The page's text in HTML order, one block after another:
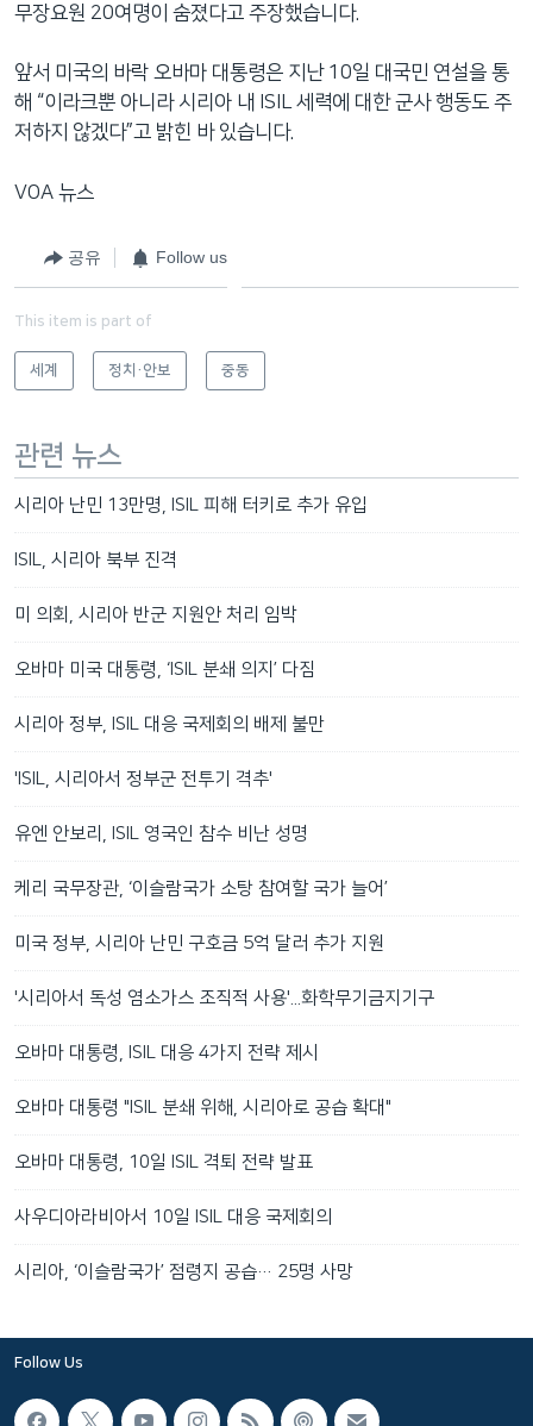
무장요원 20여명이 숨졌다고 주장했습니다.
앞서 미국의 바락 오바마 대통령은 지난 10일 대국민 연설을 통
해 “이라크뿐 아니라 시리아 내 ISIL 세력에 대한 군사 행동도 주
저하지 않겠다”고 밝힌 바 있습니다.
VOA 뉴스
공유 Follow us
This item is part of
세계 정치·안보 중동
관련 뉴스
시리아 난민 13만명, ISIL 피해 터키로 추가 유입
ISIL, 시리아 북부 진격
미 의회, 시리아 반군 지원안 처리 임박
오바마 미국 대통령, ‘ISIL 분쇄 의지’ 다짐
시리아 정부, ISIL 대응 국제회의 배제 불만
'ISIL, 시리아서 정부군 전투기 격추'
유엔 안보리, ISIL 영국인 참수 비난 성명
케리 국무장관, ‘이슬람국가 소탕 참여할 국가 늘어’
미국 정부, 시리아 난민 구호금 5억 달러 추가 지원
'시리아서 독성 염소가스 조직적 사용'...화학무기금지기구
오바마 대통령, ISIL 대응 4가지 전략 제시
오바마 대통령 "ISIL 분쇄 위해, 시리아로 공습 확대"
오바마 대통령, 10일 ISIL 격퇴 전략 발표
사우디아라비아서 10일 ISIL 대응 국제회의
시리아, ‘이슬람국가’ 점령지 공습… 25명 사망
Follow Us